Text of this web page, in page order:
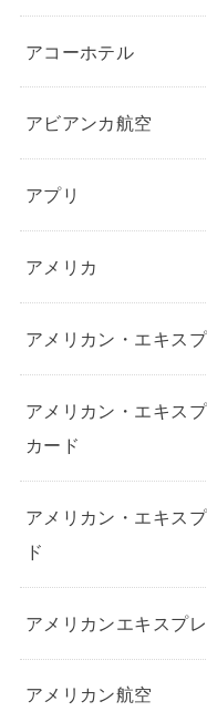
アコーホテル
アビアンカ航空
アプリ
アメリカ
アメリカン・エキス
アメリカン・エキス
カード
アメリカン・エキス
ド
アメリカンエキスプ
アメリカン航空